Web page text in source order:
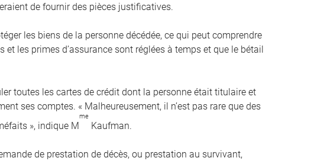
de fournir des pièces justificatives.
les biens de la personne décédée, ce qui peut comprendre
les primes d’assurance sont réglées à temps et que le bétail
toutes les cartes de crédit dont la personne était titulaire et
ses comptes. « Malheureusement, il n’est pas rare que des
», indique M
me
Kaufman.
de prestation de décès, ou prestation au survivant,